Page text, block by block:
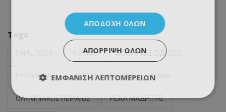
Tags
ΑΘΗΝΑ ΑΘΛΗΤΙΚΕΣ ΕΙΔΗΣΕΙΣ
ΕΥΡΩΛΙΓΚΑ ΜΠΑΣΚΕΤ ΑΝΔΡΩΝ ΟΑΚΑ
ΟΛΥΜΠΙΑΚΟΣ ΠΕΙΡΑΙΩΣ ΡΕΑΛ ΜΑΔΡΙΤΗΣ
ΑΠΟΔΟΧΉ ΌΛΩΝ
ΑΠΌΡΡΙΨΗ ΌΛΩΝ
ΕΜΦΆΝΙΣΗ ΛΕΠΤΟΜΕΡΕΙΏΝ